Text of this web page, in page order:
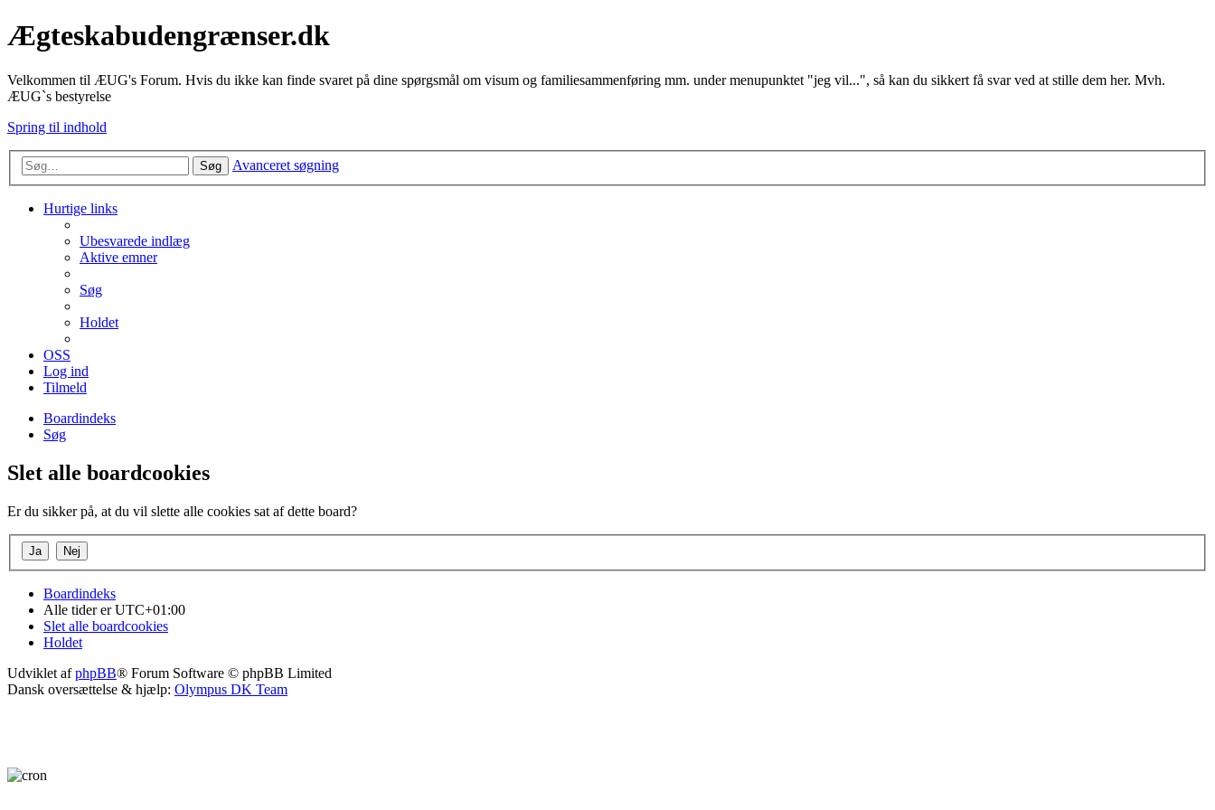
Ægteskabudengrænser.dk
Velkommen til ÆUG's Forum. Hvis du ikke kan finde svaret på dine spørgsmål om visum og familiesammenføring mm. under menupunktet "jeg vil...", så kan du sikkert få svar ved at stille dem her. Mvh.
ÆUG`s bestyrelse
Spring til indhold
Søg Avanceret søgning
Hurtige links
Ubesvarede indlæg
Aktive emner
Søg
Holdet
OSS
Log ind
Tilmeld
Boardindeks
Søg
Slet alle boardcookies
Er du sikker på, at du vil slette alle cookies sat af dette board?
Boardindeks
Alle tider erUTC+01:00
Slet alle boardcookies
Holdet
Udviklet afphpBB® Forum Software © phpBB Limited
Dansk oversættelse & hjælp: Olympus DK Team